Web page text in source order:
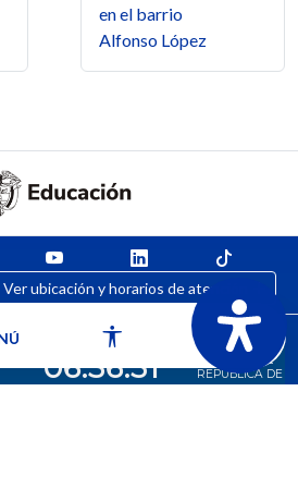
en el barrio
Alfonso López
Ver ubicación y horarios de atención